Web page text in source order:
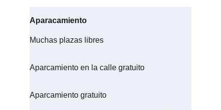
Aparacamiento
Muchas plazas libres
Aparcamiento en la calle gratuito
Aparcamiento gratuito